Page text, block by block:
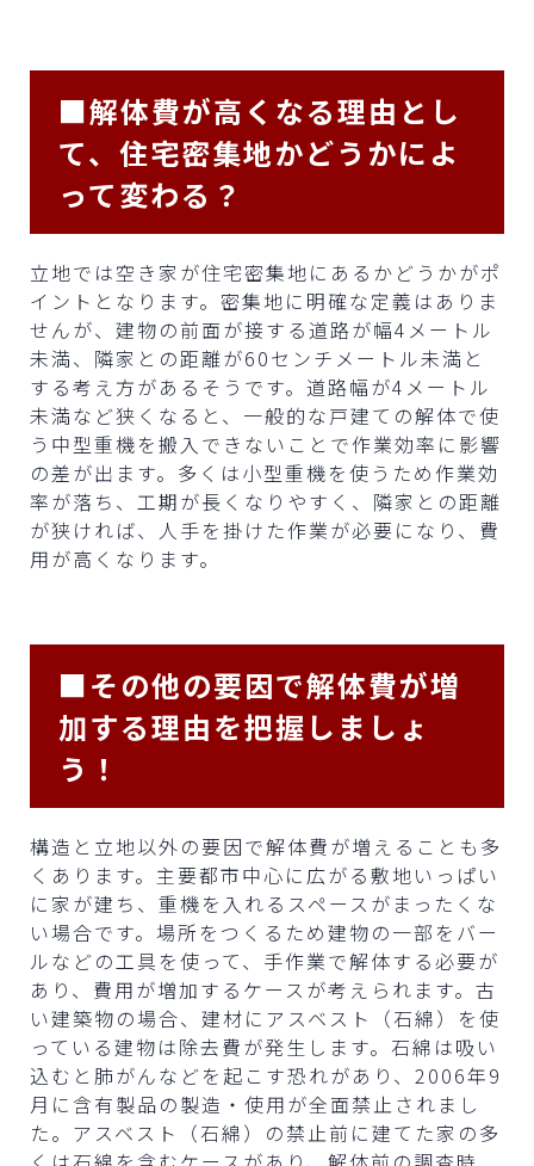
■解体費が高くなる理由とし
て、住宅密集地かどうかによ
って変わる？
立地では空き家が住宅密集地にあるかどうかがポ
イントとなります。密集地に明確な定義はありま
せんが、建物の前面が接する道路が幅4メートル
未満、隣家との距離が60センチメートル未満と
する考え方があるそうです。道路幅が4メートル
未満など狭くなると、一般的な戸建ての解体で使
う中型重機を搬入できないことで作業効率に影響
の差が出ます。多くは小型重機を使うため作業効
率が落ち、工期が長くなりやすく、隣家との距離
が狭ければ、人手を掛けた作業が必要になり、費
用が高くなります。
■その他の要因で解体費が増
加する理由を把握しましょ
う！
構造と立地以外の要因で解体費が増えることも多
くあります。主要都市中心に広がる敷地いっぱい
に家が建ち、重機を入れるスペースがまったくな
い場合です。場所をつくるため建物の一部をバー
ルなどの工具を使って、手作業で解体する必要が
あり、費用が増加するケースが考えられます。古
い建築物の場合、建材にアスベスト（石綿）を使
っている建物は除去費が発生します。石綿は吸い
込むと肺がんなどを起こす恐れがあり、2006年9
月に含有製品の製造・使用が全面禁止されまし
た。アスベスト（石綿）の禁止前に建てた家の多